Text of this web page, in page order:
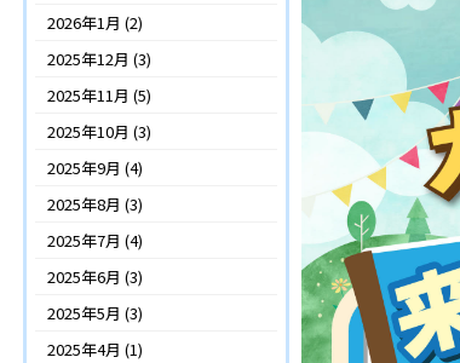
2026年1月 (2)
2025年12月 (3)
2025年11月 (5)
2025年10月 (3)
2025年9月 (4)
2025年8月 (3)
2025年7月 (4)
2025年6月 (3)
2025年5月 (3)
2025年4月 (1)